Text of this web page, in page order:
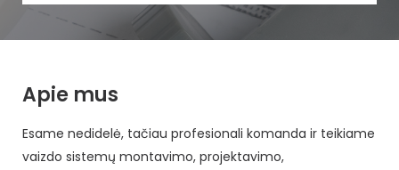
Apie mus
Esame nedidelė, tačiau profesionali komanda ir teikiame
vaizdo sistemų montavimo, projektavimo,